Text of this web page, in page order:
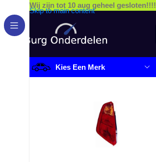
Skip to main content
Wij zijn tot 10 aug geheel gesloten!!!!
Kies Een Merk